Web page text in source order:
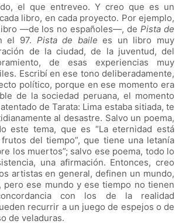
el que entreveo. Y creo que es un
libro, en cada proyecto. Por ejemplo,
—de los no españoles—, de Pista de
el 97. Pista de baile es un libro muy
de la ciudad, de la juventud, del
de esas experiencias muy
Escribí en ese tono deliberadamente,
político, porque en ese momento era
de la sociedad peruana, el momento
de Tarata: Lima estaba sitiada, te
al desastre. Salvo un poema,
este tema, que es “La eternidad está
del tiempo”, que tiene una letanía
los muertos”; salvo ese poema, todo lo
una afirmación. Entonces, creo
artistas en general, definen un mundo,
pero ese mundo y ese tiempo no tienen
con los de la realidad
recurrir a un juego de espejos o de
de veladuras.